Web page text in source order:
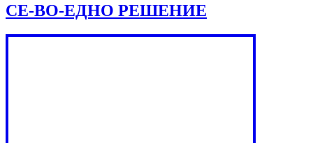
СЕ-ВО-ЕДНО РЕШЕНИЕ